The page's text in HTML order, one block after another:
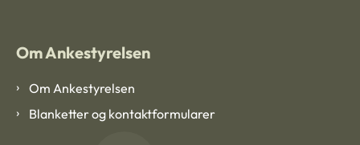
Om Ankestyrelsen
Om Ankestyrelsen
Blanketter og kontaktformularer